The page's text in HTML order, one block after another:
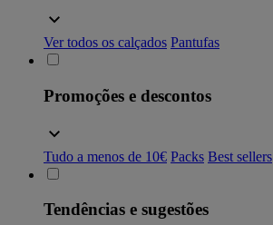
Ver todos os calçados Pantufas
Promoções e descontos
Tudo a menos de 10€ Packs Best sellers
Tendências e sugestões